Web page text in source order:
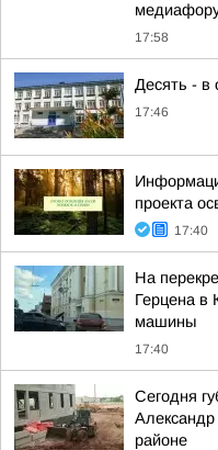
17:58
Десять - в
17:46
проекта
17:40
На
Герцена в
машины
17:40
Сегодня
районе